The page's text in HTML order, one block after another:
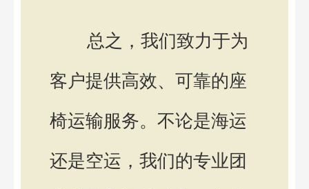
总之，我们致力于为
客户提供高效、可靠的座
椅运输服务。不论是海运
还是空运，我们的专业团